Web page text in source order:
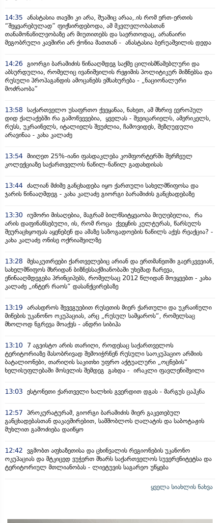
14:35 ანასტასია თავში კი არა, შუაშიც არაა,.ის რომ ერთ-ერთის
“შეყვარებულად” ფიქსირდებოდა, ამ მკვლელობასთან
თანამონაწილეობაზე არ მიუთითებს და საერთოდაც, არანაირი
მეგობრული კავშირი არ ქონია მათთან - ანასტასია ბერუაშვილის დედა
14:26 გიორგი ბარამიძის წინააღმდეგ საქმე ცილისმწამებლური და
აბსურდულია, რომელიც ივანიშვილის რეჟიმის პოლიტიკურ მიზნებსა და
რუსული პროპაგანდის ამოცანებს ემსახურება - „ნაციონალური
მოძრაობა”
13:58 საქართველო უსაფრთო ქვეყანაა, ნახეთ, ამ მხრივ ევროპულ
დიდ ქალაქებში რა გამოწვევებია, ყველას - შვეიცარიელს, ამერიკელს,
რუსს, უკრაინელს, იტალიელს შეუძლია, ჩამოვიდეს, შეზღუდული
არავინაა - კახა კალაძე
13:54 მიიღეთ 25%-იანი ფასდაკლება კომფორტერში შერჩეულ
კოლექციაზე საქართველოს ნაწილ-ნაწილ გადახდისას
13:44 ძალიან მძიმე განცხადება იყო ქართული სახელმწიფოსა და
ჯარის წინააღმდეგ - კახა კალაძე გიორგი ბარამიძის განცხადებაზე
13:30 იუმორი მისაღებია, მაგრამ ბილწსიტყვაობა მიუღებელია, რა
არის დაფინანსებული, ის, რომ როცა ქვეყნის კულტურას, წარსულს
შეურაცხყოფას აყენებენ და ამაზე საზოგადოების ნაწილს აქვს რეაქცია? -
კახა კალაძე ონისე ოქრიაშვილზე
13:28 მესაკუთრეები ქართველებიც არიან და ერთმანეთში გაერკვევიან,
სახელმწიფოს მხრიდან ბიზნესსაქმიანობაში უხეშად ჩარევა,
ეწინააღმდეგება პრინციპებს, რომელსაც 2012 წლიდან მოვყვებთ - კახა
კალაძე „ინტერ რაოს“ დასანქცირებაზე
13:19 არასდროს შევეგუებით რუსეთის მიერ ქართული და უკრაინული
მიწების უკანონო ოკუპაციას, არც „რუსულ სამყაროს“, რომელსაც
მხოლოდ ნგრევა მოაქვს - ანდრი სიბიჰა
13:10
7 აგვისტო არის თარიღი, როდესაც საქართველოს
ტერიტორიაზე მასობრივად შემოიჭრნენ რუსული საოკუპაციო არმიის
ბატალიონები, თარიღის საკითხი უფრო აქტუალური „ოცნების“
ხელისუფლებაში მოსვლის შემდეგ გახდა - ირაკლი ფავლენიშვილი
13:03 ესტონეთი ქართველი ხალხის გვერდით დგას - მარგუს ცაჰკნა
12:57 პროკურატურამ, გიორგი ბარამიძის მიერ გაკეთებულ
განცხადებასთან დაკავშირებით, სამშობლოს ღალატის და საბოტაჟის
მუხლით გამოძიება დაიწყო
12:42
ვგმობთ აფხაზეთისა და ცხინვალის რეგიონების უკანონო
ოკუპაციას და მტკიცედ ვუჭერთ მხარს საქართველოს სუვერენიტეტსა და
ტერიტორიულ მთლიანობას - ლიეტუვის საგარეო უწყება
ყველა სიახლის ნახვა